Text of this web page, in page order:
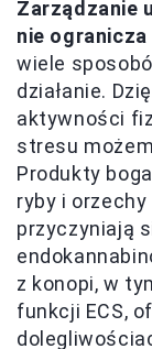
Zarządzanie
nie
wiele
działanie.
aktywności
stresu
Produkty
ryby i
przyczyniają
z konopi, w
funkcji ECS,